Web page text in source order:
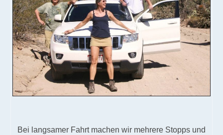
Bei langsamer Fahrt machen wir mehrere Stopps und